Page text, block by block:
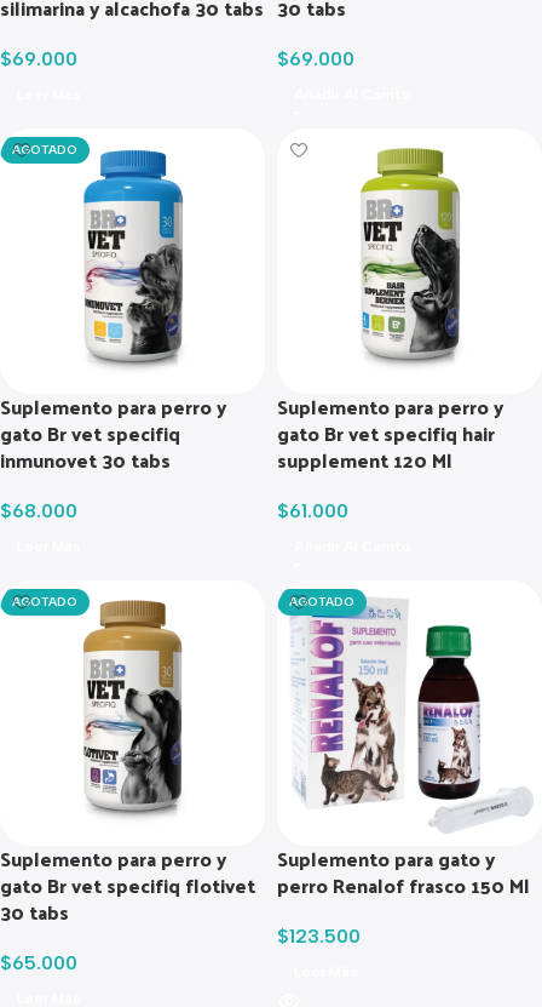
silimarina y alcachofa 30 tabs
$69.000
30 tabs
$69.000
AGOTADO
Suplemento para perro y
gato Br vet specifiq
inmunovet 30 tabs
$68.000
Suplemento para perro y
gato Br vet specifiq hair
supplement 120 Ml
$61.000
AGOTADO
Suplemento para perro y
gato Br vet specifiq flotivet
30 tabs
$65.000
AGOTADO
Suplemento para gato y
perro Renalof frasco 150 Ml
$123.500